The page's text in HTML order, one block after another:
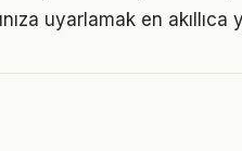
uyarlamak en akıllıca